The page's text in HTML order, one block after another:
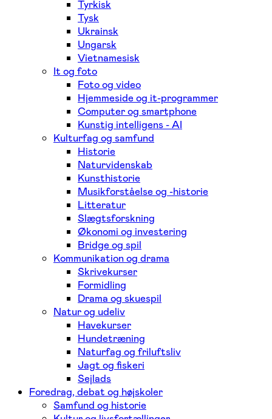
Tyrkisk
Tysk
Ukrainsk
Ungarsk
Vietnamesisk
It og foto
Foto og video
Hjemmeside og it-programmer
Computer og smartphone
Kunstig intelligens - AI
Kulturfag og samfund
Historie
Naturvidenskab
Kunsthistorie
Musikforståelse og -historie
Litteratur
Slægtsforskning
Økonomi og investering
Bridge og spil
Kommunikation og drama
Skrivekurser
Formidling
Drama og skuespil
Natur og udeliv
Havekurser
Hundetræning
Naturfag og friluftsliv
Jagt og fiskeri
Sejlads
Foredrag, debat og højskoler
Samfund og historie